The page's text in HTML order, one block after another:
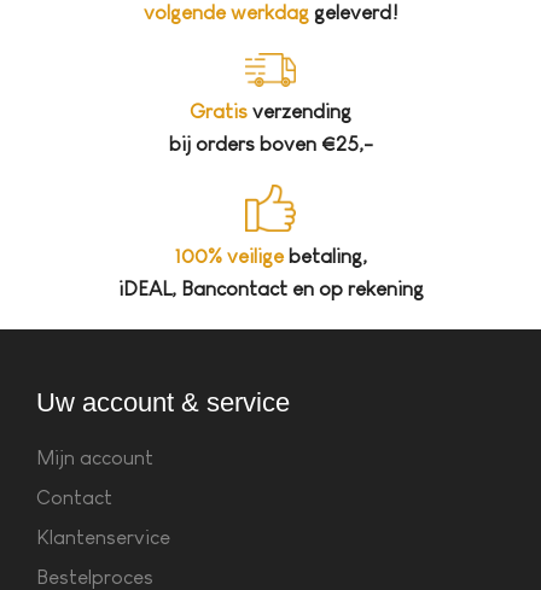
volgende werkdaggeleverd!
Gratis verzending
bij orders boven €25,-
100% veiligebetaling,
iDEAL, Bancontact en op rekening
Uw account & service
Mijn account
Contact
Klantenservice
Bestelproces